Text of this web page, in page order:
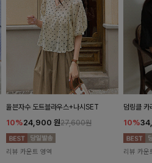
율븐자수 도트블라우스+나시SET
10%24,900 원27,600원
리뷰 카운트 영역
덤링클 카
10%
리뷰 카운